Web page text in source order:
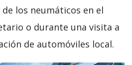
los neumáticos en el
o durante una visita a
de automóviles local.